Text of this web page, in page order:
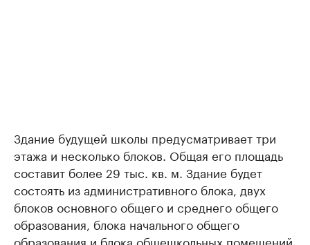
Здание будущей школы предусматривает три
этажа и несколько блоков. Общая его площадь
составит более 29 тыс. кв. м. Здание будет
состоять из административного блока, двух
блоков основного общего и среднего общего
образования, блока начального общего
образования и блока общешкольных помещений,